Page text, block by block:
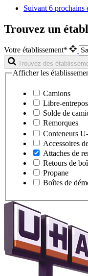
Suivant 6 prochains
Trouvez un
Votre établissement*
Trouvez des
Afficher les
Camions
Libre-
Solde de
Remorques
Conteneurs
Accessoires
Attaches de
Retours de
Propane
Boîtes de